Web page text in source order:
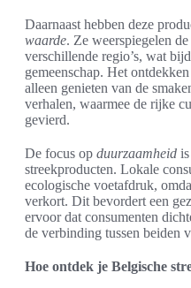
Daarnaast hebben deze
waarde. Ze weerspiegelen
verschillende regio’s, wat
gemeenschap. Het
alleen genieten van de
verhalen, waarmee de rijke
gevierd.
De focus op duurzaamheid
streekproducten. Lokale
ecologische voetafdruk,
verkort. Dit bevordert een
ervoor dat consumenten
de verbinding tussen beiden
Hoe ontdek je Belgische